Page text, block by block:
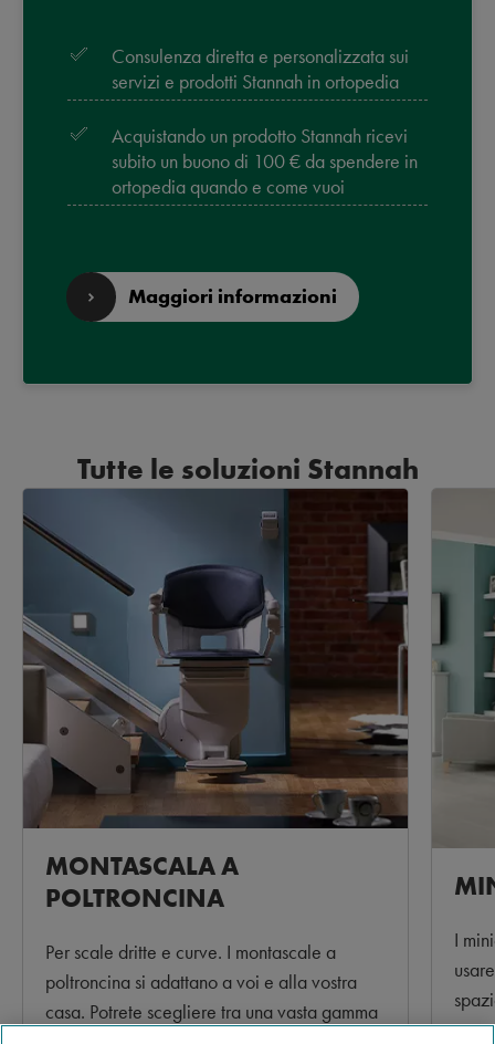
Consulenza diretta e personalizzata sui
servizi e prodotti Stannah in ortopedia
Acquistando un prodotto Stannah ricevi
subito un buono di 100 € da spendere in
ortopedia quando e come vuoi
Maggiori informazioni
Tutte le soluzioni Stannah
MONTASCALA A
POLTRONCINA
Per scale dritte e curve. I montascale a
poltroncina si adattano a voi e alla vostra
casa. Potrete scegliere tra una vasta gamma
I
non